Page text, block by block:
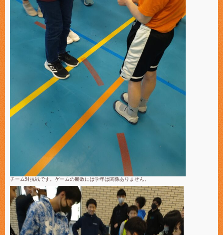
チーム対抗戦です。ゲームの勝敗には学年は関係ありません。